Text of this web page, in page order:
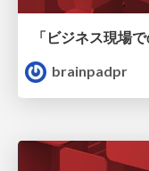
brainpadpr